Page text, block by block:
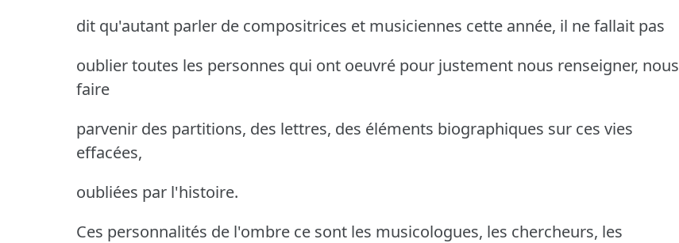
dit qu'autant parler de compositrices et musiciennes cette année, il ne fallait pas
oublier toutes les personnes qui ont oeuvré pour justement nous renseigner, nous
faire
parvenir des partitions, des lettres, des éléments biographiques sur ces vies
effacées,
oubliées par l'histoire.
Ces personnalités de l'ombre ce sont les musicologues, les chercheurs, les